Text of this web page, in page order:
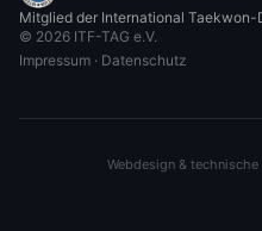
Mitglied der International Taekwon-
© 2026 ITF-TAG e.V.
Impressum · Datenschutz
Webdesign &